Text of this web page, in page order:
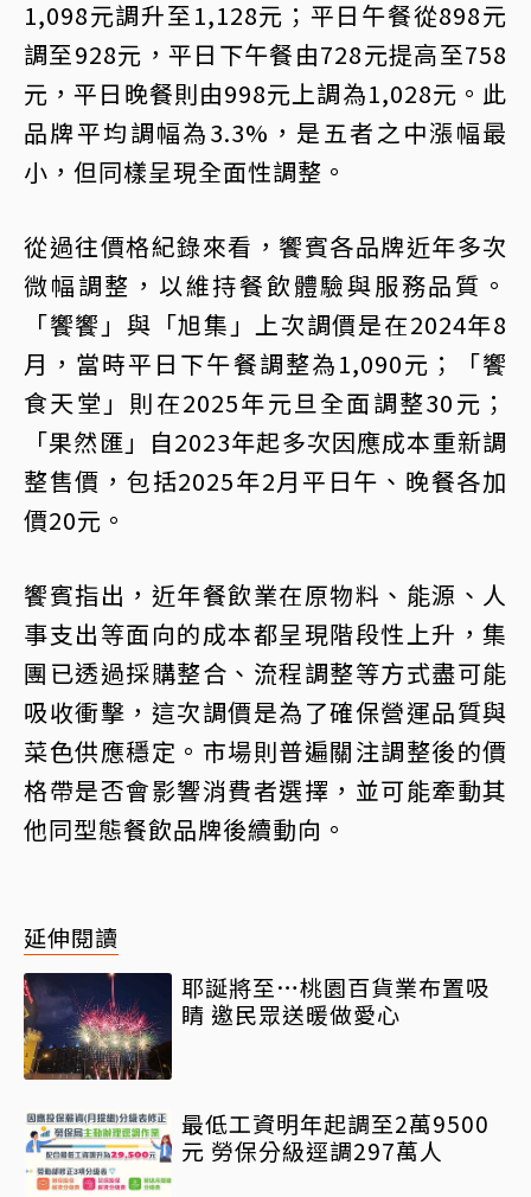
1,098元調升至1,128元；平日午餐從898元
調至928元，平日下午餐由728元提高至758
元，平日晚餐則由998元上調為1,028元。此
品牌平均調幅為3.3%，是五者之中漲幅最
小，但同樣呈現全面性調整。
從過往價格紀錄來看，饗賓各品牌近年多次
微幅調整，以維持餐飲體驗與服務品質。
「饗饗」與「旭集」上次調價是在2024年8
月，當時平日下午餐調整為1,090元；「饗
食天堂」則在2025年元旦全面調整30元；
「果然匯」自2023年起多次因應成本重新調
整售價，包括2025年2月平日午、晚餐各加
價20元。
饗賓指出，近年餐飲業在原物料、能源、人
事支出等面向的成本都呈現階段性上升，集
團已透過採購整合、流程調整等方式盡可能
吸收衝擊，這次調價是為了確保營運品質與
菜色供應穩定。市場則普遍關注調整後的價
格帶是否會影響消費者選擇，並可能牽動其
他同型態餐飲品牌後續動向。
延伸閱讀
耶誕將至…桃園百貨業布置吸
睛 邀民眾送暖做愛心
最低工資明年起調至2萬9500
元 勞保分級逕調297萬人